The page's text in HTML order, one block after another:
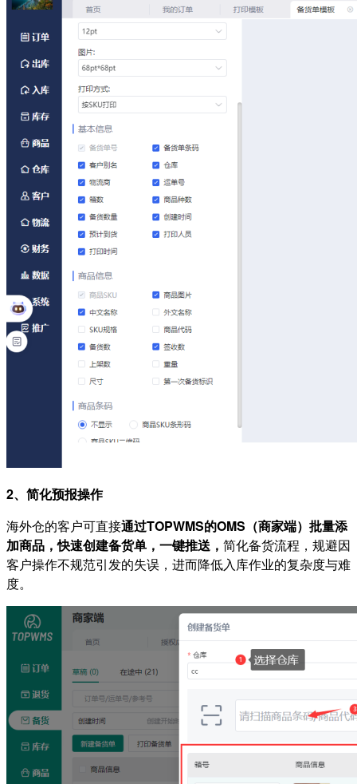
2、简化预报操作
海外仓的客户可直接通过TOPWMS的OMS（商家端）批量添
加商品，快速创建备货单，一键推送， 简化备货流程，规避因
客户操作不规范引发的失误，进而降低入库作业的复杂度与难
度。